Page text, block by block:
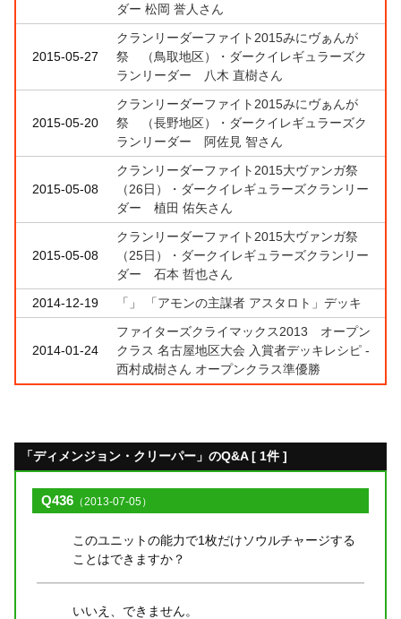
ダー 松岡 誉人さん
2015-05-27
クランリーダーファイト2015みにヴぁんが
祭 （鳥取地区）・ダークイレギュラーズク
ランリーダー 八木 直樹さん
2015-05-20
クランリーダーファイト2015みにヴぁんが
祭 （長野地区）・ダークイレギュラーズク
ランリーダー 阿佐見 智さん
2015-05-08
クランリーダーファイト2015大ヴァンガ祭
（26日）・ダークイレギュラーズクランリー
ダー 植田 佑矢さん
2015-05-08
クランリーダーファイト2015大ヴァンガ祭
（25日）・ダークイレギュラーズクランリー
ダー 石本 哲也さん
2014-12-19
「」 「アモンの主謀者 アスタロト」デッキ
2014-01-24
ファイターズクライマックス2013 オープン
クラス 名古屋地区大会 入賞者デッキレシピ -
西村成樹さん オープンクラス準優勝
「ディメンジョン・クリーパー」のQ&A [ 1件 ]
Q436 （2013-07-05）
このユニットの能力で1枚だけソウルチャージする
ことはできますか？
いいえ、できません。